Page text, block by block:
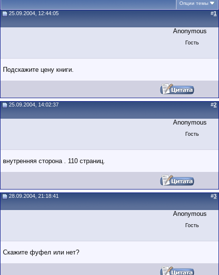
Опции темы
25.09.2004, 12:44:05 #1
Anonymous
Гость
Подскажите цену книги.
25.09.2004, 14:02:37 #2
Anonymous
Гость
внутренняя сторона . 110 страниц.
28.09.2004, 21:18:41 #3
Anonymous
Гость
Скажите фуфел или нет?